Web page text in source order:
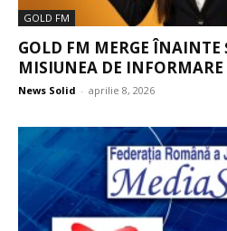
GOLD FM
GOLD FM MERGE
MISIUNEA DE INFORMARE
News Solid - aprilie 8, 2026